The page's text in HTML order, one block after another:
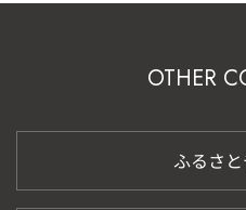
OTHER
ふるさ